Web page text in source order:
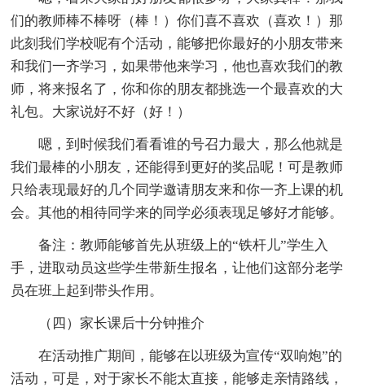
们的教师棒不棒呀（棒！）你们喜不喜欢（喜欢！）那
此刻我们学校呢有个活动，能够把你最好的小朋友带来
和我们一齐学习，如果带他来学习，他也喜欢我们的教
师，将来报名了，你和你的朋友都挑选一个最喜欢的大
礼包。大家说好不好（好！）
嗯，到时候我们看看谁的号召力最大，那么他就是
我们最棒的小朋友，还能得到更好的奖品呢！可是教师
只给表现最好的几个同学邀请朋友来和你一齐上课的机
会。其他的相待同学来的同学必须表现足够好才能够。
备注：教师能够首先从班级上的“铁杆儿”学生入
手，进取动员这些学生带新生报名，让他们这部分老学
员在班上起到带头作用。
（四）家长课后十分钟推介
在活动推广期间，能够在以班级为宣传“双响炮”的
活动，可是，对于家长不能太直接，能够走亲情路线，